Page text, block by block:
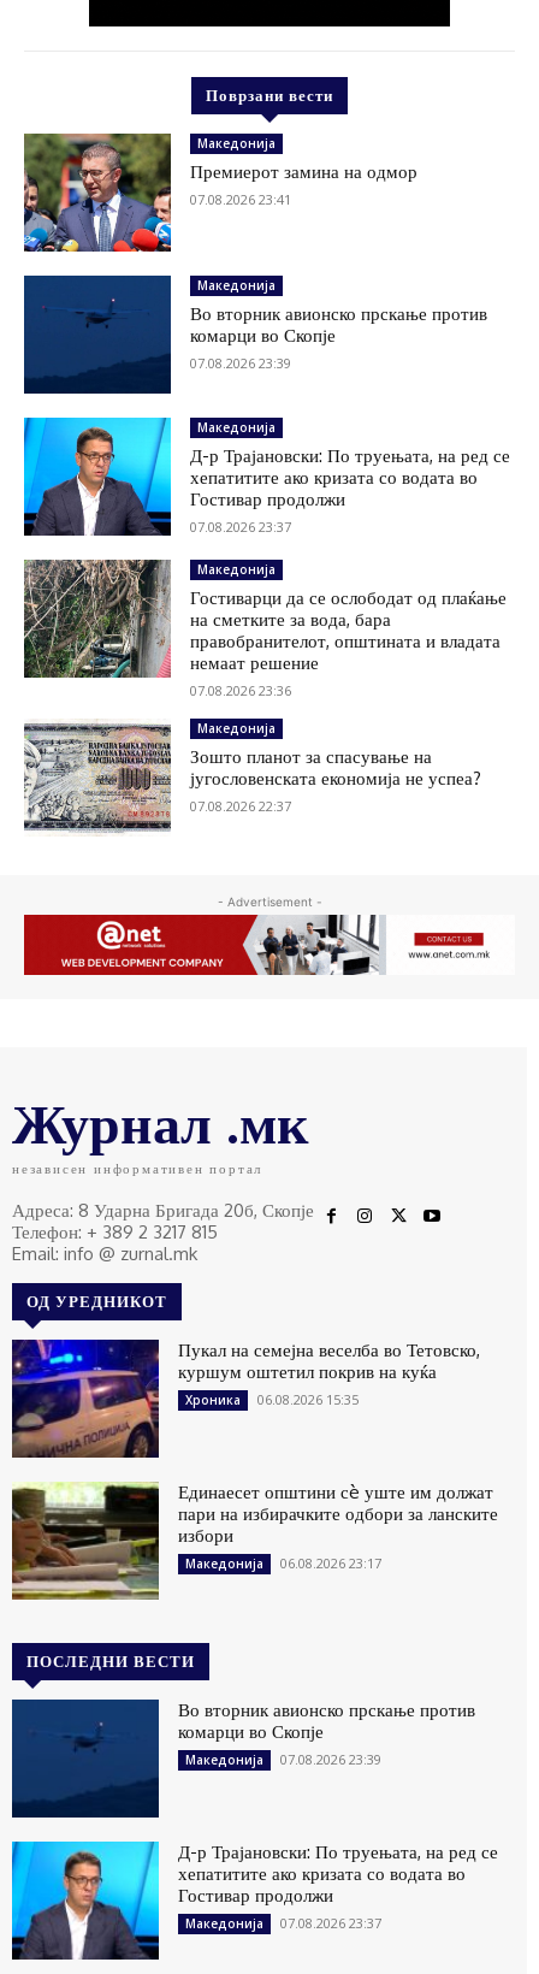
Поврзани вести
Македонија
Премиерот замина на одмор
07.08.2026 23:41
Македонија
Во вторник авионско прскање против
комарци во Скопје
07.08.2026 23:39
Македонија
Д-р Трајановски: По труењата, на ред се
хепатитите ако кризата со водата во
Гостивар продолжи
07.08.2026 23:37
Македонија
Гостиварци да се ослободат од плаќање
на сметките за вода, бара
правобранителот, општината и владата
немаат решение
07.08.2026 23:36
Македонија
Зошто планот за спасување на
југословенската економија не успеа?
07.08.2026 22:37
- Advertisement -
Журнал .мк
независен информативен портал
Адреса: 8 Ударна Бригада 20б, Скопје
Телефон: + 389 2 3217 815
Email: info @ zurnal.mk
ОД УРЕДНИКОТ
Пукал на семејна веселба во Тетовско,
куршум оштетил покрив на куќа
Хроника 06.08.2026 15:35
Единаесет општини сè уште им должат
пари на избирачките одбори за ланските
избори
Македонија 06.08.2026 23:17
ПОСЛЕДНИ ВЕСТИ
Во вторник авионско прскање против
комарци во Скопје
Македонија 07.08.2026 23:39
Д-р Трајановски: По труењата, на ред се
хепатитите ако кризата со водата во
Гостивар продолжи
Македонија 07.08.2026 23:37